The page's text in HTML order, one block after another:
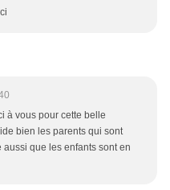
à vous pour cette belle
bien les parents qui sont
aussi que les enfants sont en